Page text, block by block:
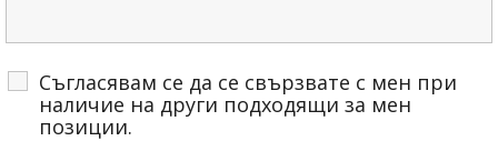
Съгласявам се да се свързвате с мен при
наличие на други подходящи за мен
позиции.